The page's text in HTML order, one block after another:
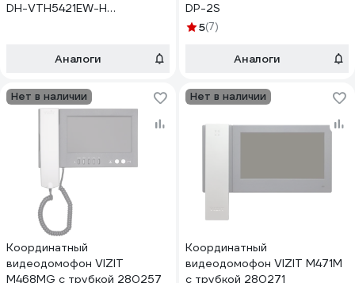
DH-VTH5421EW-H
Аналоги
DP-2S
5(7)
Аналоги
Нет в наличии
Координатный
видеодомофон VIZIT
M468MG с трубкой 280257
Нет в наличии
Координатный
видеодомофон VIZIT M471M
с трубкой 280271